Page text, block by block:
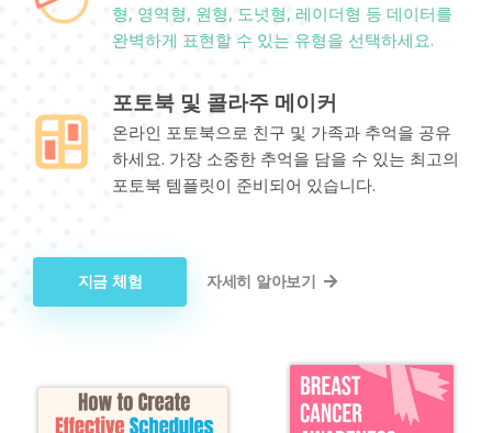
형, 영역형, 원형, 도넛형, 레이더형 등 데이터를
완벽하게 표현할 수 있는 유형을 선택하세요.
포토북 및 콜라주 메이커
온라인 포토북으로 친구 및 가족과 추억을 공유
하세요. 가장 소중한 추억을 담을 수 있는 최고의
포토북 템플릿이 준비되어 있습니다.
지금 체험 자세히 알아보기